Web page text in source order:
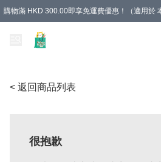
購物滿 HKD 300.00即享免運費優惠！（適用於
< 返回商品列表
很抱歉